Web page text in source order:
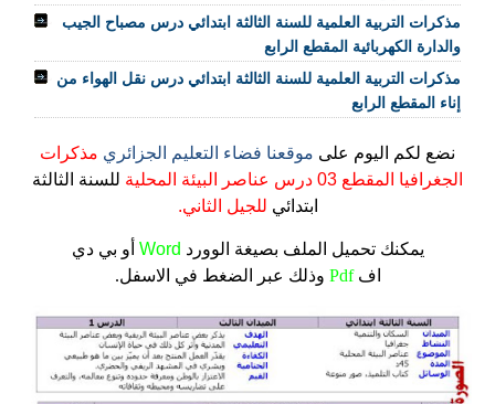
مذكرات التربية العلمية للسنة الثالثة ابتدائي درس مصباح الجيب
والدارة الكهربائية المقطع الرابع
مذكرات التربية العلمية للسنة الثالثة ابتدائي درس نقل الهواء من
إناء المقطع الرابع
نضع لكم اليوم على موقعنا فضاء التعليم الجزائري مذكرات
الجغرافيا المقطع 03 درس عناصر البيئة المحلية
للسنة الثالثة
ابتدائي للجيل الثاني.
يمكنك تحميل الملف بصيغة الوورد Word أو بي دي
افPdf وذلك عبر الضغط في الاسفل.